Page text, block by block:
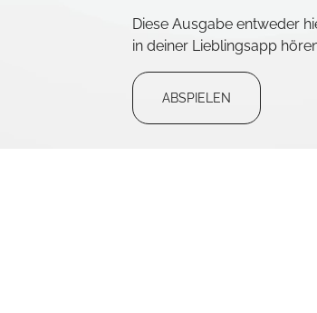
Diese Ausgabe entweder
in deiner Lieblingsapp
ABSPIELEN